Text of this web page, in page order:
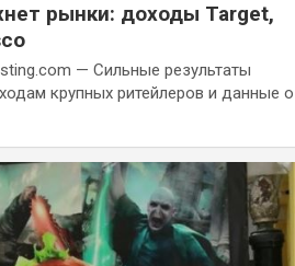
рынки: доходы Target,
— Сильные результаты
крупных ритейлеров и данные о